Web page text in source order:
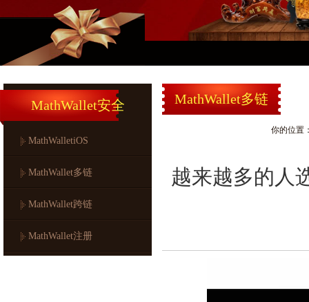
MathWallet安全
MathWalletiOS
MathWallet多链
MathWallet跨链
MathWallet注册
MathWallet多链
你的位置
越来越多的人